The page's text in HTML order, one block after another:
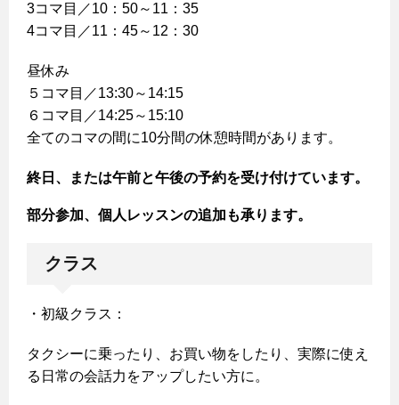
3コマ目／10：50～11：35
4コマ目／11：45～12：30
昼休み
５コマ目／13:30～14:15
６コマ目／14:25～15:10
全てのコマの間に10分間の休憩時間があります。
終日、または午前と午後の予約を受け付けています。
部分参加、個人レッスンの追加も承ります。
クラス
・初級クラス：
タクシーに乗ったり、お買い物をしたり、実際に使え
る日常の会話力をアップしたい方に。